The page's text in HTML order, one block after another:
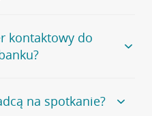
banku, zapraszamy na
której znajduje się
kontaktowy do
ogólnego numeru
na spotkanie?